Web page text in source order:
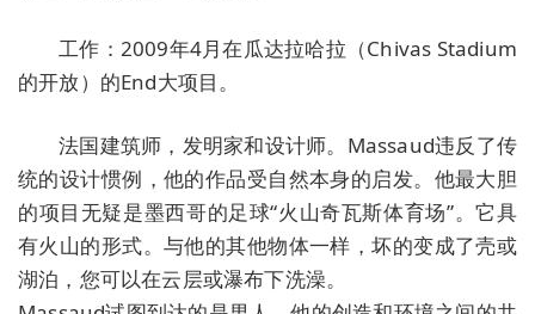
工作：2009年4月在瓜达拉哈拉（Chivas Stadium
的开放）的End大项目。
法国建筑师，发明家和设计师。Massaud违反了传
统的设计惯例，他的作品受自然本身的启发。他最大胆
的项目无疑是墨西哥的足球“火山奇瓦斯体育场”。它具
有火山的形式。与他的其他物体一样，坏的变成了壳或
湖泊，您可以在云层或瀑布下洗澡。